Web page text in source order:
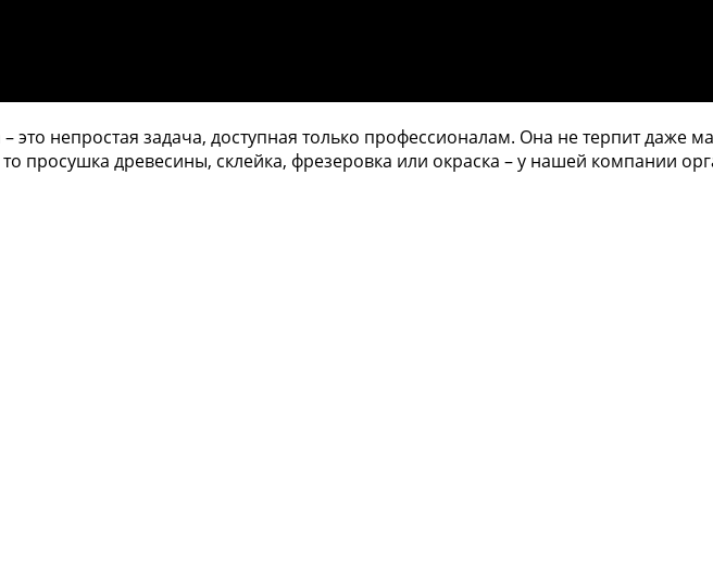
это непростая задача, доступная только профессионалам. Она не терпит даже
просушка древесины, склейка, фрезеровка или окраска – у нашей компании